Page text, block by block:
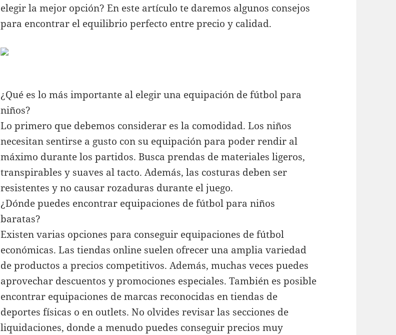
elegir la mejor opción? En este artículo te daremos algunos consejos
para encontrar el equilibrio perfecto entre precio y calidad.
¿Qué es lo más importante al elegir una equipación de fútbol para
niños?
Lo primero que debemos considerar es la comodidad. Los niños
necesitan sentirse a gusto con su equipación para poder rendir al
máximo durante los partidos. Busca prendas de materiales ligeros,
transpirables y suaves al tacto. Además, las costuras deben ser
resistentes y no causar rozaduras durante el juego.
¿Dónde puedes encontrar equipaciones de fútbol para niños
baratas?
Existen varias opciones para conseguir equipaciones de fútbol
económicas. Las tiendas online suelen ofrecer una amplia variedad
de productos a precios competitivos. Además, muchas veces puedes
aprovechar descuentos y promociones especiales. También es posible
encontrar equipaciones de marcas reconocidas en tiendas de
deportes físicas o en outlets. No olvides revisar las secciones de
liquidaciones, donde a menudo puedes conseguir precios muy